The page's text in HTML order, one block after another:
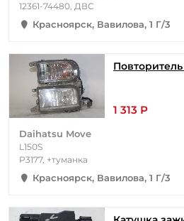
12361-74480, ДВС
Красноярск, Вавилова, 1 Г/3
1 313 Р
Daihatsu Move
L150S
P3177, +туманка
Красноярск, Вавилова, 1 Г/3